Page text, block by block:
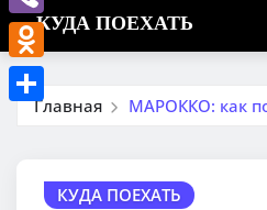
КУДА ПОЕХАТЬ
Главная МАРОККО: как
КУДА ПОЕХАТЬ
Viber
Odnoklassniki
Отправить